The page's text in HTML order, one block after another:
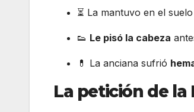
⏳ La mantuvo en el suelo
👟 Le pisó la cabeza
💊 La anciana sufrió
La petición de la